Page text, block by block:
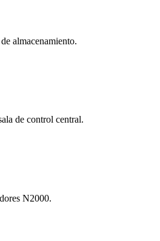
almacenamiento.
de control central.
N2000.